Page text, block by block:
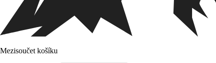
Mezisoučet košíku